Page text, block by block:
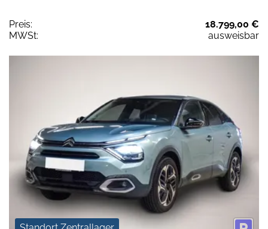
Preis:
18.799,00 €
MWSt:
ausweisbar